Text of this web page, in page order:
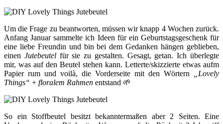
Um die Frage zu beantworten, müssen wir knapp 4 Wochen zurück.
Anfang Januar sammelte ich Ideen für ein Geburtstagsgeschenk für
eine liebe Freundin und bin bei dem Gedanken hängen geblieben,
einen Jutebeutelfür sie zu gestalten. Gesagt, getan. Ich überlegte
mir, was auf den Beutel stehen kann. Letterte/skizzierte etwas aufm
Papier rum und voilà, die Vorderseite mit den Wörtern „Lovely
Things“ + floralem Rahmen entstand 🌱
So ein Stoffbeutel besitzt bekanntermaßen aber 2 Seiten. Eine